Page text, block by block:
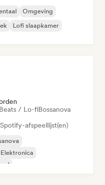
Omgeving
Lofi slaapkamer
Beats / Lo-fiBossanova
afspeellijst(en)
Elektronica